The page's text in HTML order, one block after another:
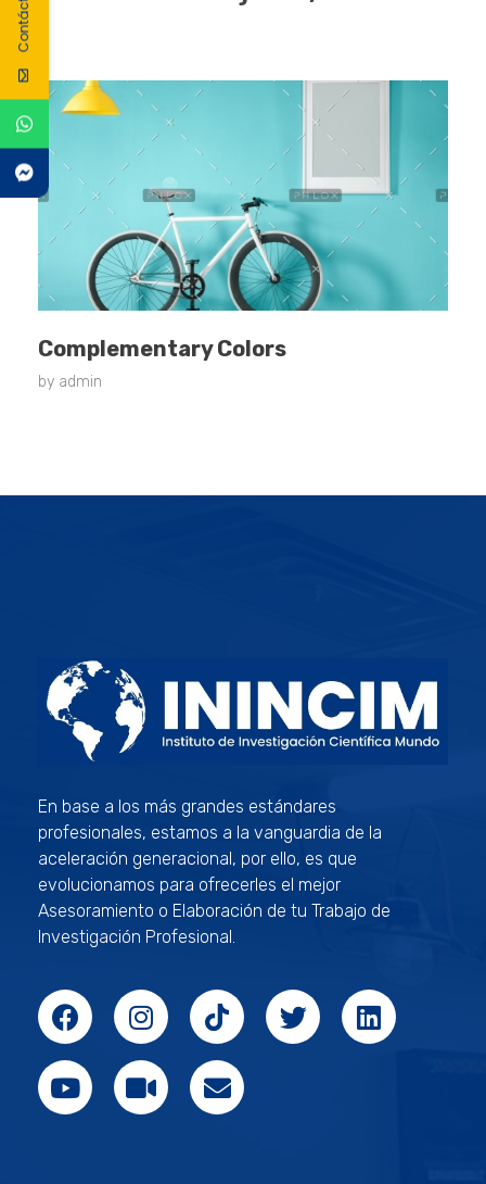
Complementary Colors
by admin
En base a los más grandes estándares
profesionales, estamos a la vanguardia de la
aceleración generacional, por ello, es que
evolucionamos para ofrecerles el mejor
Asesoramiento o Elaboración de tu Trabajo de
Investigación Profesional.